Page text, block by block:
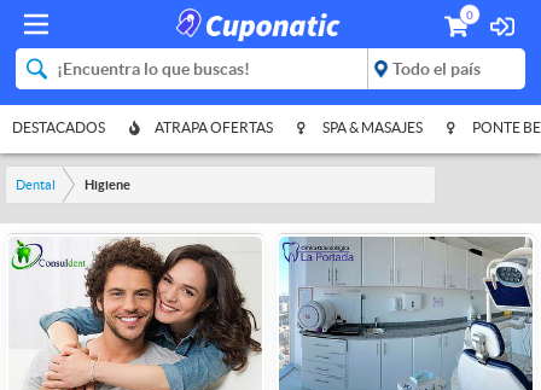
0
DESTACADOS ATRAPA OFERTAS SPA & MASAJES PONTE
Dental Higiene